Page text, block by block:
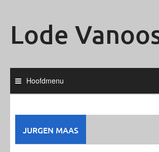
Lode
Hoofdmenu
JURGEN MAAS